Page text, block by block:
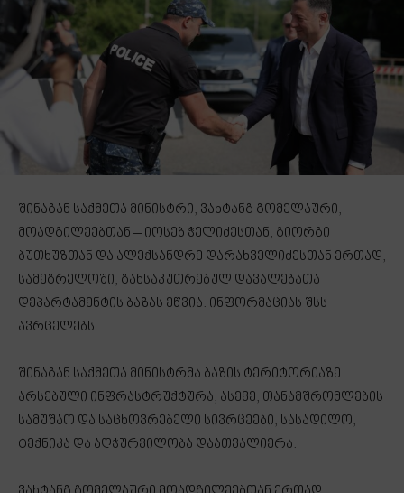
შინაგან საქმეთა მინისტრი, ვახტანგ გომელაური,
მოადგილეებთან – იოსებ ჭელიძესთან, გიორგი
ბუთხუზთან და ალექსანდრე დარახველიძესთან ერთად,
სამეგრელოში, განსაკუთრებულ დავალებათა
დეპარტამენტის ბაზას ეწვია. ინფორმაციას შსს
ავრცელებს.
შინაგან საქმეთა მინისტრმა ბაზის ტერიტორიაზე
არსებული ინფრასტრუქტურა, ასევე, თანამშრომლების
სამუშაო და საცხოვრებელი სივრცეები, სასადილო,
ტექნიკა და აღჭურვილობა დაათვალიერა.